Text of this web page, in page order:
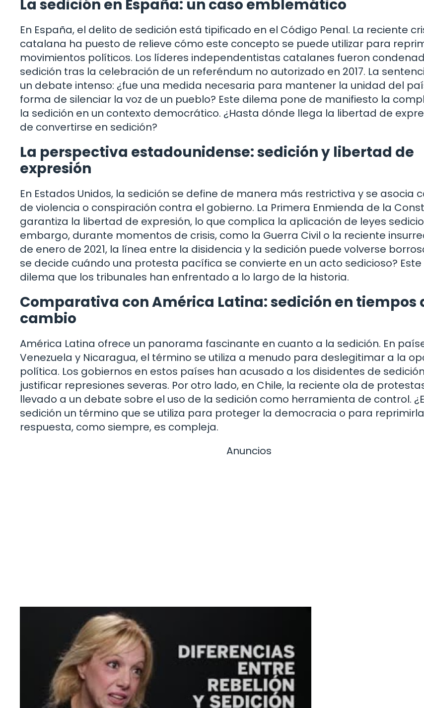
La sedición en España: un caso emblemático
En España, el delito de sedición está tipificado en el Código Penal. La reciente
catalana ha puesto de relieve cómo este concepto se puede utilizar para
movimientos políticos. Los líderes independentistas catalanes fueron
sedición tras la celebración de un referéndum no autorizado en 2017. La
un debate intenso: ¿fue una medida necesaria para mantener la unidad del
forma de silenciar la voz de un pueblo? Este dilema pone de manifiesto la
la sedición en un contexto democrático. ¿Hasta dónde llega la libertad de
de convertirse en sedición?
La perspectiva estadounidense: sedición y libertad de
expresión
En Estados Unidos, la sedición se define de manera más restrictiva y se asocia
de violencia o conspiración contra el gobierno. La Primera Enmienda de la
garantiza la libertad de expresión, lo que complica la aplicación de leyes
embargo, durante momentos de crisis, como la Guerra Civil o la reciente
de enero de 2021, la línea entre la disidencia y la sedición puede volverse
se decide cuándo una protesta pacífica se convierte en un acto sedicioso? Este
dilema que los tribunales han enfrentado a lo largo de la historia.
Comparativa con América Latina: sedición en tiempos
cambio
América Latina ofrece un panorama fascinante en cuanto a la sedición. En
Venezuela y Nicaragua, el término se utiliza a menudo para deslegitimar a la
política. Los gobiernos en estos países han acusado a los disidentes de
justificar represiones severas. Por otro lado, en Chile, la reciente ola de
llevado a un debate sobre el uso de la sedición como herramienta de control.
sedición un término que se utiliza para proteger la democracia o para
respuesta, como siempre, es compleja.
Anuncios